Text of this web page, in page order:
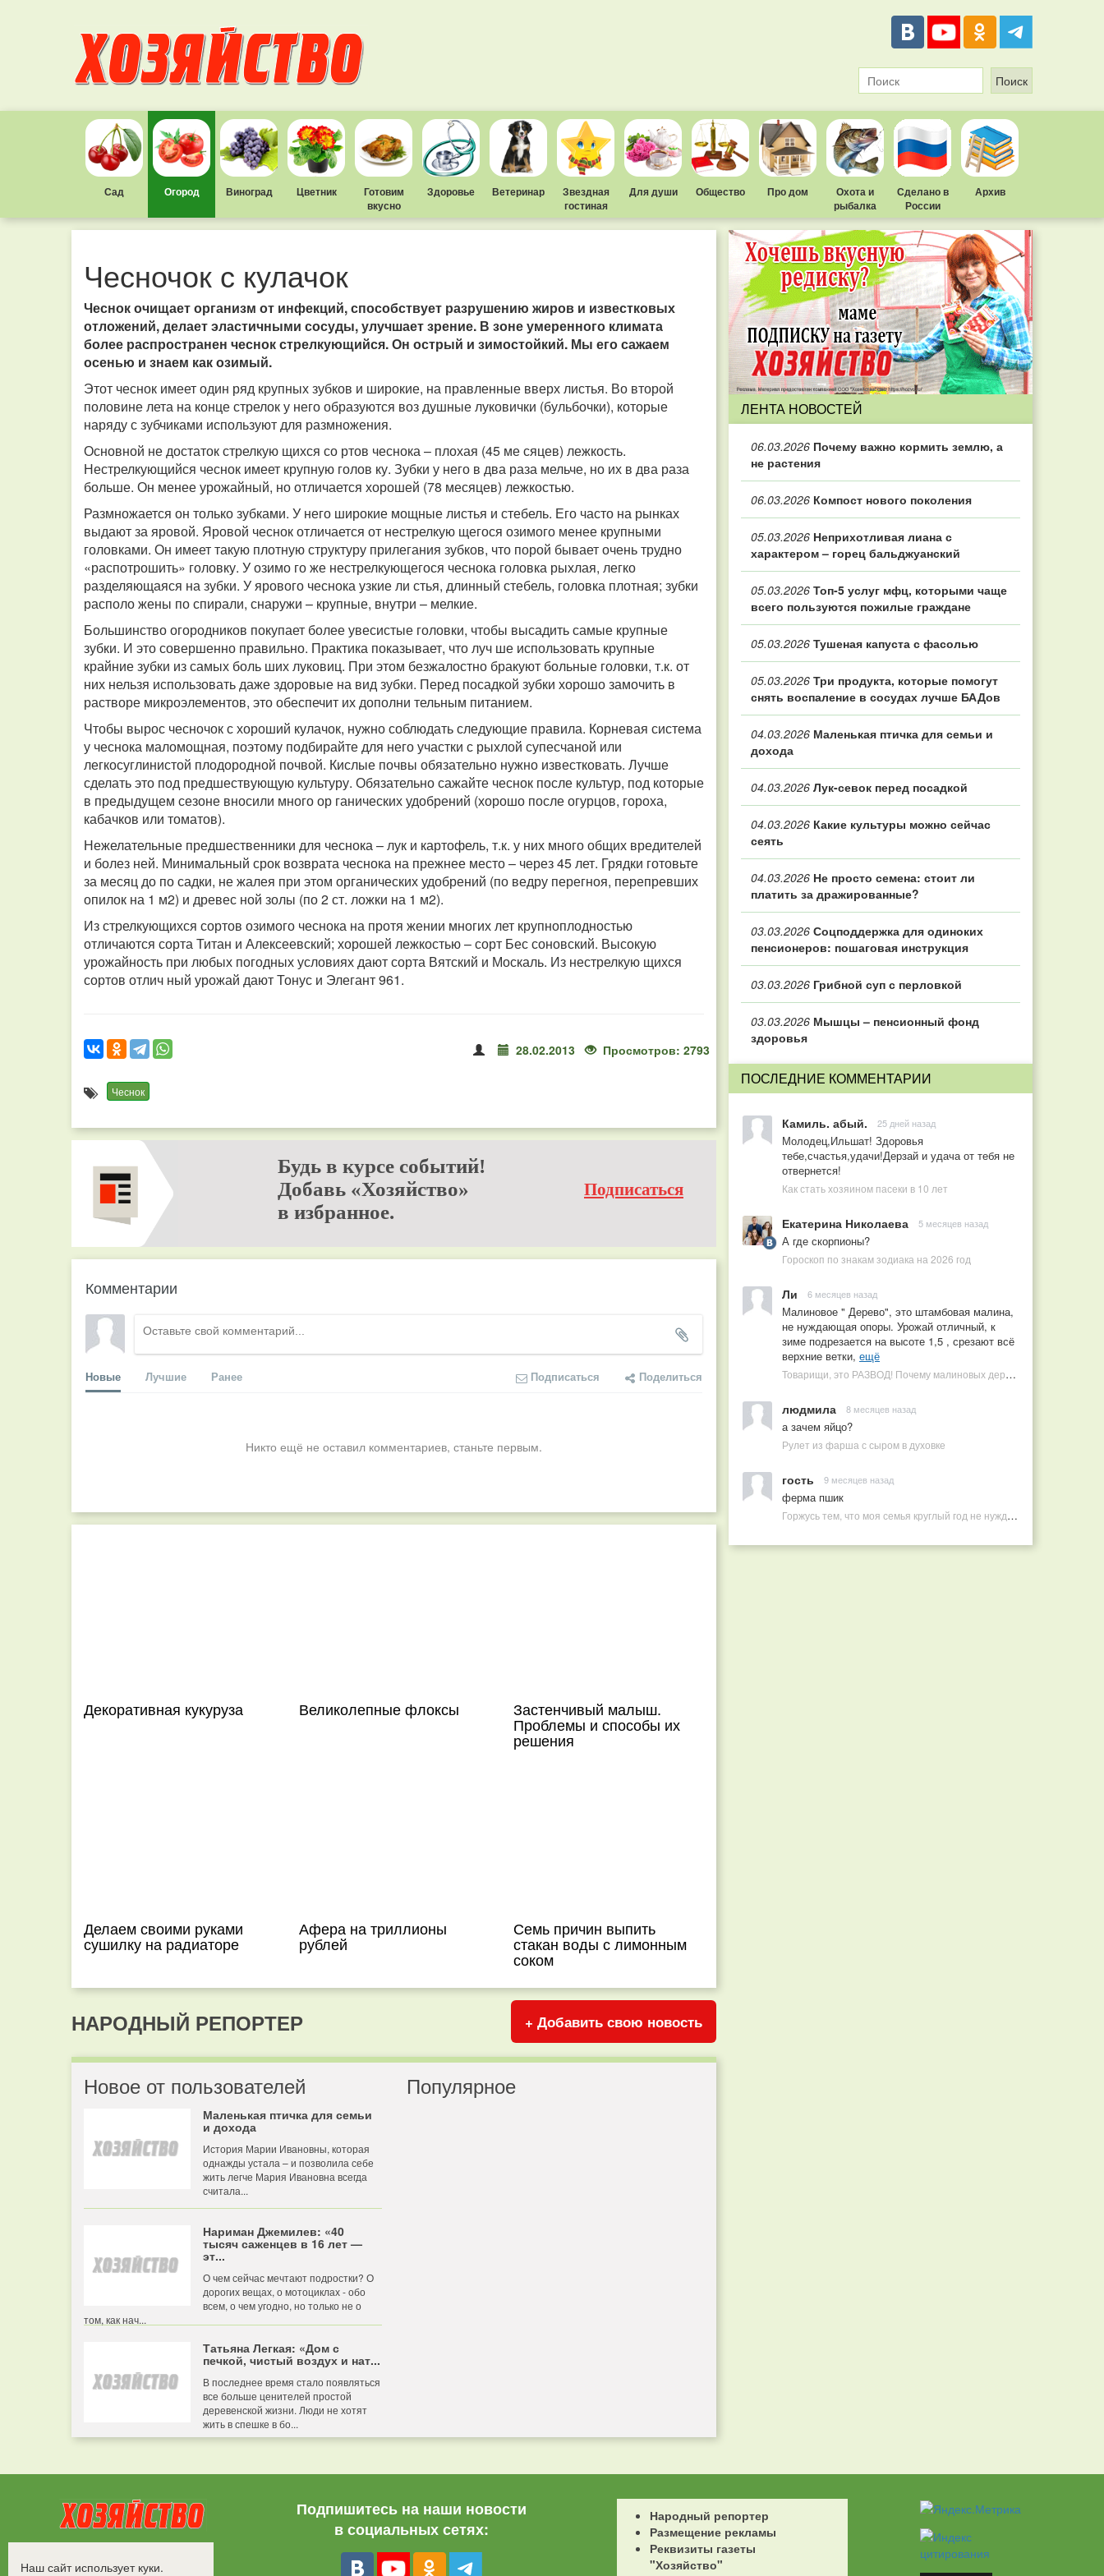
Сад Огород Виноград Цветник
Готовим
вкусно
Здоровье Ветеринар
Звездная
гостиная
Для души Общество Про дом
Охота и
рыбалка
Сделано в
России
Архив
Чесночок с кулачок
Чеснок очищает организм от инфекций, способствует разрушению жиров и известковых
отложений, делает эластичными сосуды, улучшает зрение. В зоне умеренного климата
более распространен чеснок стрелкующийся. Он острый и зимостойкий. Мы его сажаем
осенью и знаем как озимый.
Этот чеснок имеет один ряд крупных зубков и широкие, на правленные вверх листья. Во второй
половине лета на конце стрелок у него образуются воз душные луковички (бульбочки), которые
наряду с зубчиками используют для размножения.
Основной не достаток стрелкую щихся со ртов чеснока – плохая (45 ме сяцев) лежкость.
Нестрелкующийся чеснок имеет крупную голов ку. Зубки у него в два раза мельче, но их в два раза
больше. Он менее урожайный, но отличается хорошей (78 месяцев) лежкостью.
Размножается он только зубками. У него широкие мощные листья и стебель. Его часто на рынках
выдают за яровой. Яровой чеснок отличается от нестрелкую щегося озимого менее крупными
головками. Он имеет такую плотную структуру прилегания зубков, что порой бывает очень трудно
«распотрошить» головку. У озимо го же нестрелкующегося чеснока головка рыхлая, легко
разделяющаяся на зубки. У ярового чеснока узкие ли стья, длинный стебель, головка плотная; зубки
располо жены по спирали, снаружи – крупные, внутри – мелкие.
Большинство огородников покупает более увесистые головки, чтобы высадить самые крупные
зубки. И это совершенно правильно. Практика показывает, что луч ше использовать крупные
крайние зубки из самых боль ших луковиц. При этом безжалостно бракуют больные головки, т.к. от
них нельзя использовать даже здоровые на вид зубки. Перед посадкой зубки хорошо замочить в
растворе микроэлементов, это обеспечит их дополни тельным питанием.
Чтобы вырос чесночок с хороший кулачок, нужно соблюдать следующие правила. Корневая система
у чеснока маломощная, поэтому подбирайте для него участки с рыхлой супесчаной или
легкосуглинистой плодородной почвой. Кислые почвы обязательно нужно известковать. Лучше
сделать это под предшествующую культуру. Обязательно сажайте чеснок после культур, под которые
в предыдущем сезоне вносили много ор ганических удобрений (хорошо после огурцов, гороха,
кабачков или томатов).
Нежелательные предшественники для чеснока – лук и картофель, т.к. у них много общих вредителей
и болез ней. Минимальный срок возврата чеснока на прежнее место – через 45 лет. Грядки готовьте
за месяц до по садки, не жалея при этом органических удобрений (по ведру перегноя, перепревших
опилок на 1 м2) и древес ной золы (по 2 ст. ложки на 1 м2).
Из стрелкующихся сортов озимого чеснока на протя жении многих лет крупноплодностью
отличаются сорта Титан и Алексеевский; хорошей лежкостью – сорт Бес соновский. Высокую
урожайность при любых погодных условиях дают сорта Вятский и Москаль. Из нестрелкую щихся
сортов отлич ный урожай дают Тонус и Элегант 961.
28.02.2013 Просмотров: 2793
Чеснок
Будь в курсе событий!
Добавь «Хозяйство»
в избранное.
Подписаться
Комментарии
Новые Лучшие Ранее Подписаться Поделиться
Никто ещё не оставил комментариев, станьте первым.
Декоративная кукуруза Великолепные флоксы Застенчивый малыш.
Проблемы и способы их
решения
Делаем своими руками
сушилку на радиаторе
Афера на триллионы
рублей
Семь причин выпить
стакан воды с лимонным
соком
НАРОДНЫЙ РЕПОРТЕР + Добавить свою новость
Новое от пользователей
Маленькая птичка для семьи
и дохода
История Марии Ивановны, которая
однажды устала – и позволила себе
жить легче Мария Ивановна всегда
считала...
Нариман Джемилев: «40
тысяч саженцев в 16 лет —
эт...
О чем сейчас мечтают подростки? О
дорогих вещах, о мотоциклах - обо
всем, о чем угодно, но только не о
том, как нач...
Татьяна Легкая: «Дом с
печкой, чистый воздух и нат...
В последнее время стало появляться
все больше ценителей простой
деревенской жизни. Люди не хотят
жить в спешке в бо...
Популярное
ЛЕНТА НОВОСТЕЙ
06.03.2026 Почему важно кормить землю, а
не растения
06.03.2026 Компост нового поколения
05.03.2026 Неприхотливая лиана с
характером – горец бальджуанский
05.03.2026 Топ‑5 услуг мфц, которыми чаще
всего пользуются пожилые граждане
05.03.2026 Тушеная капуста с фасолью
05.03.2026 Три продукта, которые помогут
снять воспаление в сосудах лучше БАДов
04.03.2026 Маленькая птичка для семьи и
дохода
04.03.2026 Лук-севок перед посадкой
04.03.2026 Какие культуры можно сейчас
сеять
04.03.2026 Не просто семена: стоит ли
платить за дражированные?
03.03.2026 Соцподдержка для одиноких
пенсионеров: пошаговая инструкция
03.03.2026 Грибной суп с перловкой
03.03.2026 Мышцы – пенсионный фонд
здоровья
ПОСЛЕДНИЕ КОММЕНТАРИИ
Камиль. абый. 25 дней назад
Молодец,Ильшат! Здоровья
тебе,счастья,удачи!Дерзай и удача от тебя не
отвернется!
Как стать хозяином пасеки в 10 лет
Екатерина Николаева 5 месяцев назад
А где скорпионы?
Гороскоп по знакам зодиака на 2026 год
Ли 6 месяцев назад
Малиновое " Дерево", это штамбовая малина,
не нуждающая опоры. Урожай отличный, к
зиме подрезается на высоте 1,5 , срезают всё
верхние ветки, ещё
Товарищи, это РАЗВОД! Почему малиновых деревьев не бывает, или Как ушлые продавцы наживаются на мечтах садоводов
людмила 8 месяцев назад
а зачем яйцо?
Рулет из фарша с сыром в духовке
гость 9 месяцев назад
ферма пшик
Горжусь тем, что моя семья круглый год не нуждается в покупных витаминах
Все права защищены.
Подпишитесь на наши новости
в социальных сетях:
Народный репортер
Размещение рекламы
Реквизиты газеты
"Хозяйство"
Наш сайт использует куки.